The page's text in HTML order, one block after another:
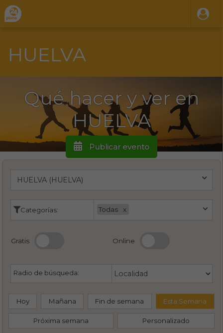
HUELVA
Qué hacer y ver en
HUELVA
Publicar evento
Categorías: Todas
Gratis Online
Radio de búsqueda:
Hoy Mañana Fin de semana Esta Semana
Próxima semana Personalizado